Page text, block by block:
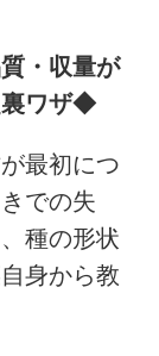
・収量が
裏ワザ◆
最初につ
での失
種の形状
身から教